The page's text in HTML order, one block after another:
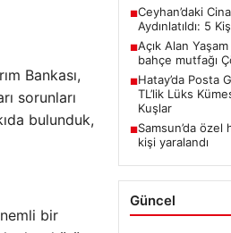
Bankası,
sorunları
bulunduk,
bir
■Ceyhan’daki
Aydınlatıldı: 5
■Açık Alan
bahçe mutfağı
■Hatay’da Posta
TL’lik Lüks
Kuşlar
■Samsun’da
kişi yaralandı
Güncel